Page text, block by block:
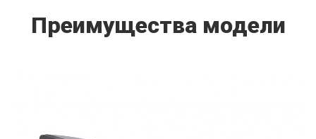
Преимущества модели